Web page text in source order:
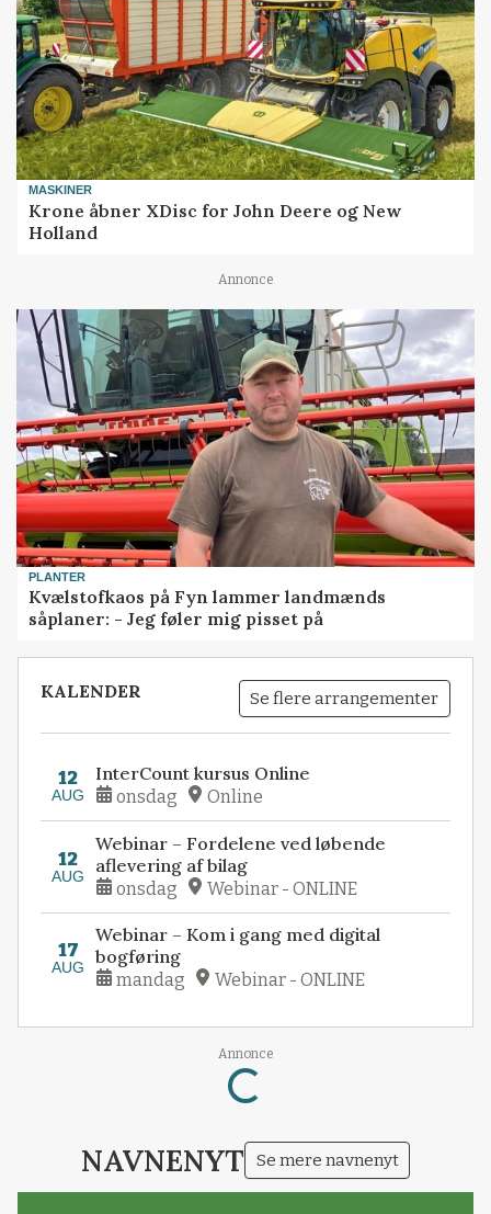
MASKINER
Krone åbner XDisc for John Deere og New
Holland
Annonce
PLANTER
Kvælstofkaos på Fyn lammer landmænds
såplaner: - Jeg føler mig pisset på
KALENDER Se flere arrangementer
12
AUG
InterCount kursus Online
onsdag Online
12
AUG
Webinar – Fordelene ved løbende
aflevering af bilag
onsdag Webinar - ONLINE
17
AUG
Webinar – Kom i gang med digital
bogføring
mandag Webinar - ONLINE
Annonce
Loading...
NAVNENYT Se mere navnenyt